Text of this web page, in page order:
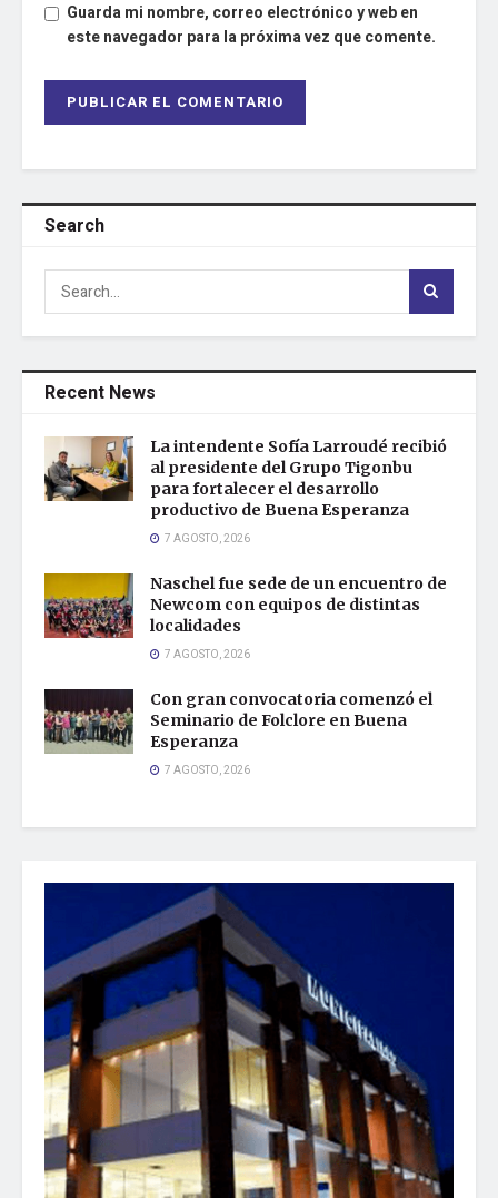
Guarda mi nombre, correo electrónico y web en
este navegador para la próxima vez que comente.
Search
Recent News
La intendente Sofía Larroudé recibió
al presidente del Grupo Tigonbu
para fortalecer el desarrollo
productivo de Buena Esperanza
7 AGOSTO, 2026
Naschel fue sede de un encuentro de
Newcom con equipos de distintas
localidades
7 AGOSTO, 2026
Con gran convocatoria comenzó el
Seminario de Folclore en Buena
Esperanza
7 AGOSTO, 2026